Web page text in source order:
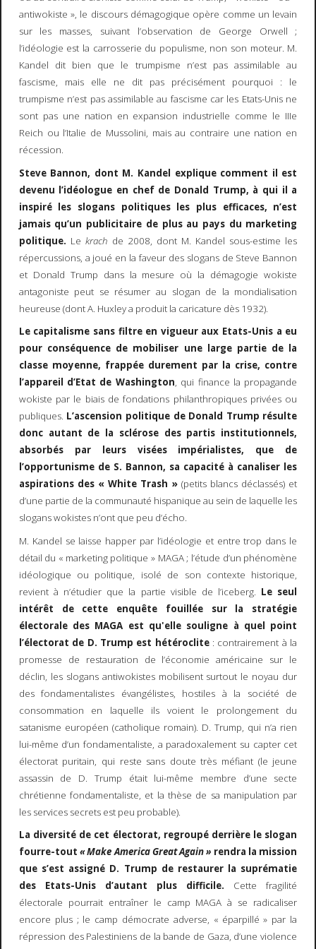
antiwokiste », le discours démagogique opère comme un levain
sur les masses, suivant l’observation de George Orwell ;
l’idéologie est la carrosserie du populisme, non son moteur. M.
Kandel dit bien que le trumpisme n’est pas assimilable au
fascisme, mais elle ne dit pas précisément pourquoi : le
trumpisme n’est pas assimilable au fascisme car les Etats-Unis ne
sont pas une nation en expansion industrielle comme le IIIe
Reich ou l’Italie de Mussolini, mais au contraire une nation en
récession.
Steve Bannon, dont M. Kandel explique comment il est
devenu l’idéologue en chef de Donald Trump, à qui il a
inspiré les slogans politiques les plus efficaces, n’est
jamais qu’un publicitaire de plus au pays du marketing
politique. Le krach de 2008, dont M. Kandel sous-estime les
répercussions, a joué en la faveur des slogans de Steve Bannon
et Donald Trump dans la mesure où la démagogie wokiste
antagoniste peut se résumer au slogan de la mondialisation
heureuse (dont A. Huxley a produit la caricature dès 1932).
Le capitalisme sans filtre en vigueur aux Etats-Unis a eu
pour conséquence de mobiliser une large partie de la
classe moyenne, frappée durement par la crise, contre
l’appareil d’Etat de Washington, qui finance la propagande
wokiste par le biais de fondations philanthropiques privées ou
publiques. L’ascension politique de Donald Trump résulte
donc autant de la sclérose des partis institutionnels,
absorbés par leurs visées impérialistes, que de
l’opportunisme de S. Bannon, sa capacité à canaliser les
aspirations des « White Trash »(petits blancs déclassés) et
d’une partie de la communauté hispanique au sein de laquelle les
slogans wokistes n’ont que peu d’écho.
M. Kandel se laisse happer par l’idéologie et entre trop dans le
détail du « marketing politique » MAGA ; l’étude d’un phénomène
idéologique ou politique, isolé de son contexte historique,
revient à n’étudier que la partie visible de l’iceberg. Le seul
intérêt de cette enquête fouillée sur la stratégie
électorale des MAGA est qu'elle souligne à quel point
l’électorat de D. Trump est hétéroclite: contrairement à la
promesse de restauration de l’économie américaine sur le
déclin, les slogans antiwokistes mobilisent surtout le noyau dur
des fondamentalistes évangélistes, hostiles à la société de
consommation en laquelle ils voient le prolongement du
satanisme européen (catholique romain). D. Trump, qui n’a rien
lui-même d’un fondamentaliste, a paradoxalement su capter cet
électorat puritain, qui reste sans doute très méfiant (le jeune
assassin de D. Trump était lui-même membre d’une secte
chrétienne fondamentaliste, et la thèse de sa manipulation par
les services secrets est peu probable).
La diversité de cet électorat, regroupé derrière le slogan
fourre-tout« Make America Great Again » rendra la mission
que s’est assigné D. Trump de restaurer la suprématie
des Etats-Unis d’autant plus difficile. Cette fragilité
électorale pourrait entraîner le camp MAGA à se radicaliser
encore plus ; le camp démocrate adverse, « éparpillé » par la
répression des Palestiniens de la bande de Gaza, d’une violence